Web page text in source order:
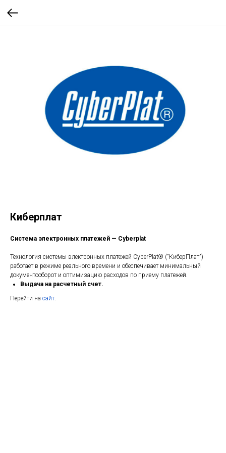
Киберплат
Система электронных платежей — Cyberplat
Технология системы электронных платежей CyberPlat® ("КиберПлат")
работает в режиме реального времени и обеспечивает минимальный
документооборот и оптимизацию расходов по приему платежей.
Выдача на расчетный счет.
Перейти на сайт.